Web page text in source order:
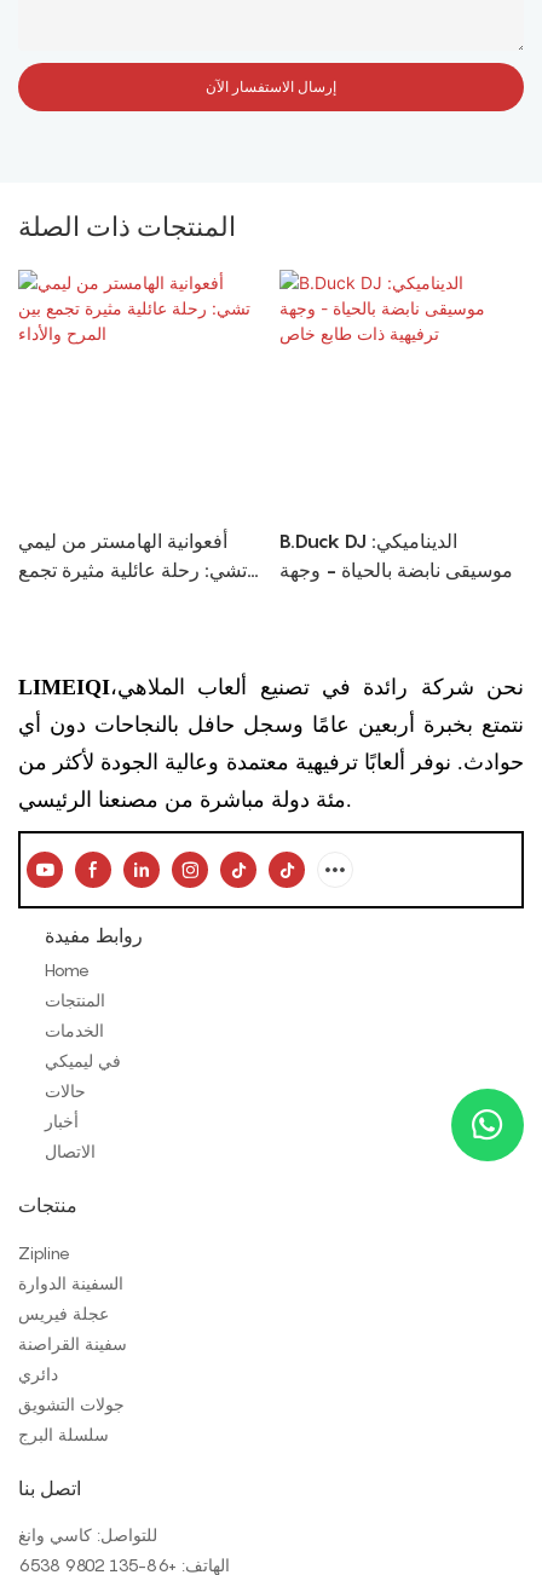
إرسال الاستفسار الآن
المنتجات ذات الصلة
أفعوانية الهامستر من ليمي
تشي: رحلة عائلية مثيرة تجمع
B.Duck DJ الديناميكي:
موسيقى نابضة بالحياة - وجهة
LIMEIQIنحن شركة رائدة في تصنيع ألعاب الملاهي،
نتمتع بخبرة أربعين عامًا وسجل حافل بالنجاحات دون أي
حوادث. نوفر ألعابًا ترفيهية معتمدة وعالية الجودة لأكثر من
مئة دولة مباشرة من مصنعنا الرئيسي.
روابط مفيدة
Home
المنتجات
الخدمات
في ليميكي
حالات
أخبار
الاتصال
منتجات
Zipline
السفينة الدوارة
عجلة فيريس
سفينة القراصنة
دائري
جولات التشويق
سلسلة البرج
اتصل بنا
للتواصل: كاسي وانغ
الهاتف: +86-135 9802 6538